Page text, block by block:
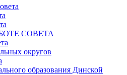
СОВЕТА
округов
образования Динской